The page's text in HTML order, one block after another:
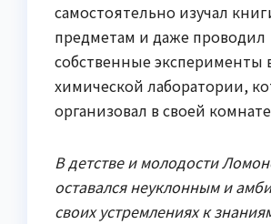
самостоятельно изучал
предметам и даже проводил
собственные эксперименты
химической лаборатории,
организовал в своей
В детстве и молодости
оставался неуклонным и
своих устремлениях к